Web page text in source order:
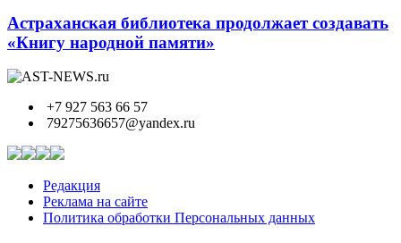
Астраханская библиотека продолжает создавать
«Книгу народной памяти»
+7 927 563 66 57
79275636657@yandex.ru
Редакция
Реклама на сайте
Политика обработки Персональных данных